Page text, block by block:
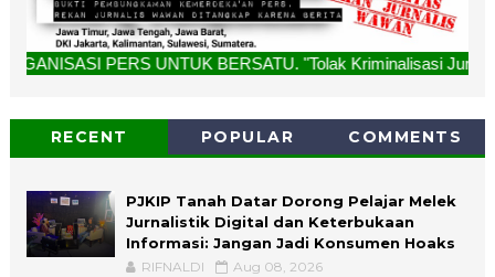
UNTUK BERSATU. "Tolak Kriminalisasi Jurnalis, Rekan
RECENT POPULAR COMMENTS
PJKIP Tanah Datar Dorong Pelajar Melek
Jurnalistik Digital dan Keterbukaan
Informasi: Jangan Jadi Konsumen Hoaks
RIFNALDI Aug 08, 2026